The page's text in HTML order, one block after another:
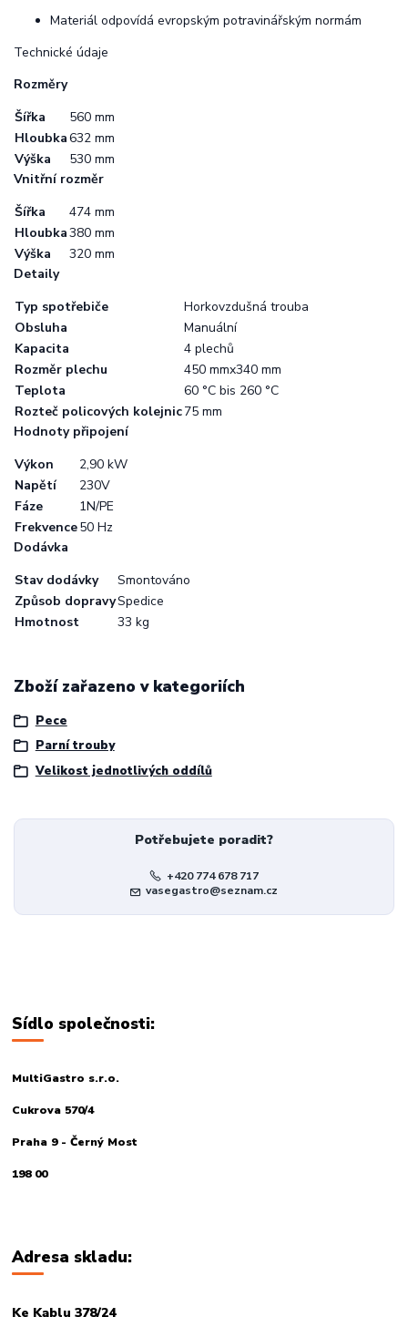
Materiál odpovídá evropským potravinářským normám
Technické údaje
Rozměry
Šířka
560 mm
Hloubka632 mm
Výška
530 mm
Vnitřní rozměr
Šířka
474 mm
Hloubka380 mm
Výška
320 mm
Detaily
Typ spotřebiče
Horkovzdušná trouba
Obsluha
Manuální
Kapacita
4 plechů
Rozměr plechu
450 mmx340 mm
Teplota
60 °C bis 260 °C
Rozteč policových kolejnic75 mm
Hodnoty připojení
Výkon
2,90 kW
Napětí
230V
Fáze
1N/PE
Frekvence50 Hz
Dodávka
Stav dodávky
Smontováno
Způsob dopravySpedice
Hmotnost
33 kg
Zboží zařazeno v kategoriích
Pece
Parní trouby
Velikost jednotlivých oddílů
Potřebujete poradit?
+420 774 678 717
vasegastro@seznam.cz
Sídlo společnosti:
MultiGastro s.r.o.
Cukrova 570/4
Praha 9 - Černý Most
198 00
Adresa skladu:
Ke Kablu 378/24